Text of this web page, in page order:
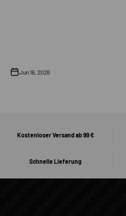
Jun 16, 2026
Kostenloser Versand ab 99 €
Schnelle Lieferung